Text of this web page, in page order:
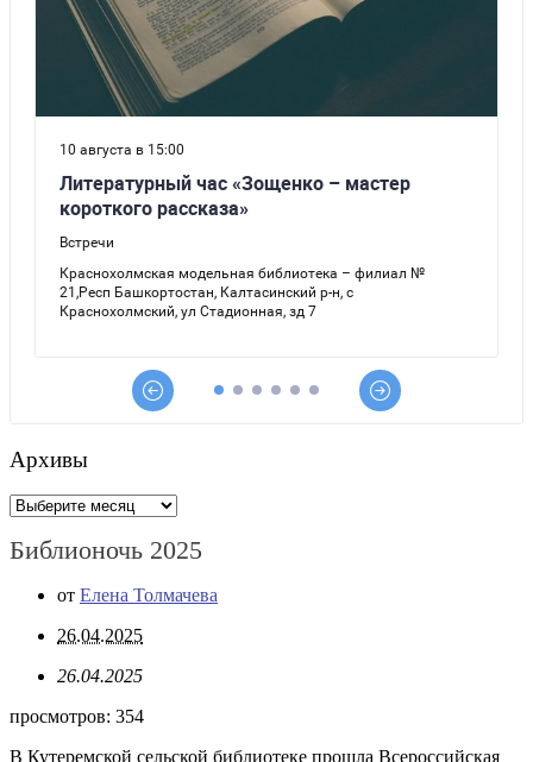
Архивы
Архивы
Библионочь 2025
от Елена Толмачева
26.04.2025
26.04.2025
просмотров: 354
В Кутеремской сельской библиотеке прошла Всероссийская